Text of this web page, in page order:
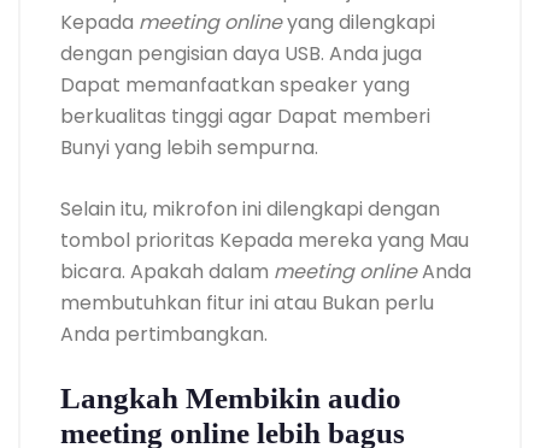
Kepada meeting onlineyang dilengkapi
dengan pengisian daya USB. Anda juga
Dapat memanfaatkan speaker yang
berkualitas tinggi agar Dapat memberi
Bunyi yang lebih sempurna.
Selain itu, mikrofon ini dilengkapi dengan
tombol prioritas Kepada mereka yang Mau
bicara. Apakah dalam meeting onlineAnda
membutuhkan fitur ini atau Bukan perlu
Anda pertimbangkan.
Langkah Membikin audio
meeting online lebih bagus